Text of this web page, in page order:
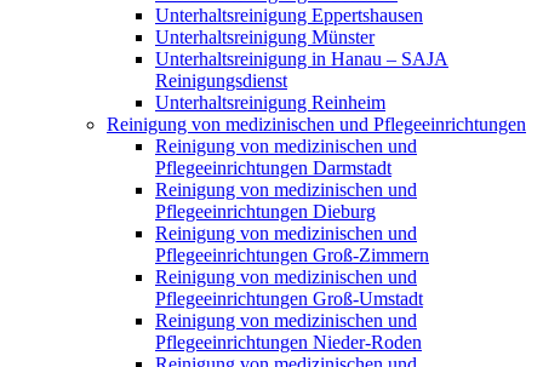
Unterhaltsreinigung Eppertshausen
Unterhaltsreinigung Münster
Unterhaltsreinigung in Hanau – SAJA
Reinigungsdienst
Unterhaltsreinigung Reinheim
Reinigung von medizinischen und Pflegeeinrichtungen
Reinigung von medizinischen und
Pflegeeinrichtungen Darmstadt
Reinigung von medizinischen und
Pflegeeinrichtungen Dieburg
Reinigung von medizinischen und
Pflegeeinrichtungen Groß-Zimmern
Reinigung von medizinischen und
Pflegeeinrichtungen Groß-Umstadt
Reinigung von medizinischen und
Pflegeeinrichtungen Nieder-Roden